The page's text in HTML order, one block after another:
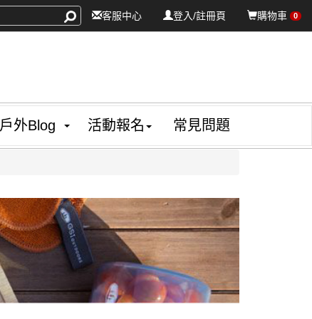
購物車 0
登入/註冊頁
客服中心
戶外Blog 活動報名 常見問題